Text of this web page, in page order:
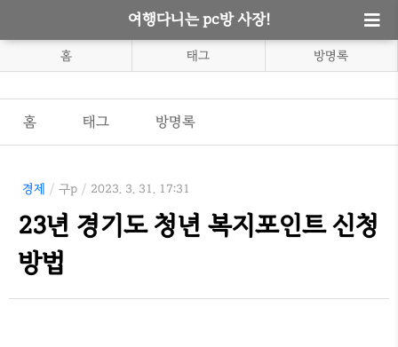
여행다니는 pc방 사장!
홈 태그 방명록
홈 태그 방명록
경제 / 구p / 2023. 3. 31. 17:31
23년 경기도 청년 복지포인트 신청
방법